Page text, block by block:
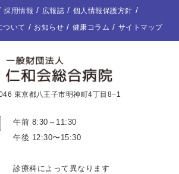
採用情報 広報誌
個人情報保護方針
ついて
お知らせ 健康コラム サイトマップ
東京都八王子市明神町4丁目8−1
午前 8:30～11:30
午後 12:30〜15:30
診療科によって異なります